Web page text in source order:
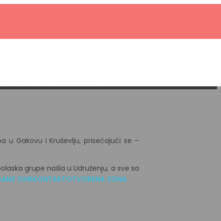
OHRKONTAKTOTVORENA ZONA
i Kruševlju
u Gakovu i Kruševlju, prisećajući se –
grupe našla u Udruženju, a sve sa